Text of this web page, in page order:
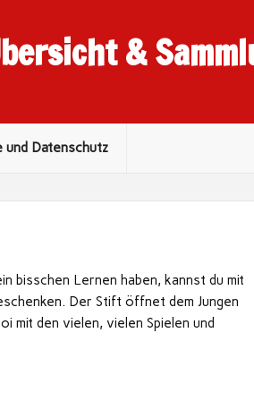
&
und Datenschutz
bisschen Lernen haben, kannst du mit
Der Stift öffnet dem Jungen
mit den vielen, vielen Spielen und